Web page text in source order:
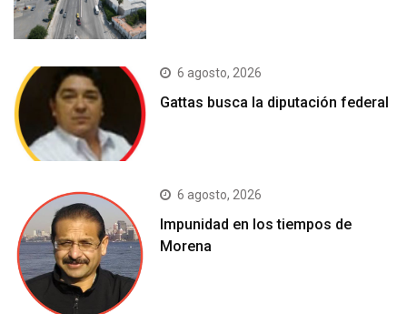
6 agosto, 2026
Gattas busca la diputación federal
6 agosto, 2026
Impunidad en los tiempos de
Morena